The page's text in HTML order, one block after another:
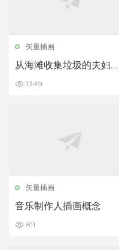
矢量插画
从海滩收集垃圾的夫妇插
1349
矢量插画
音乐制作人插画概念
811